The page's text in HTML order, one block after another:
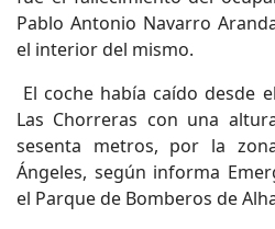
Pablo Antonio Navarro
el interior del mismo.
El coche había caído desde
Las Chorreras con una
sesenta metros, por la
Ángeles, según informa
el Parque de Bomberos de